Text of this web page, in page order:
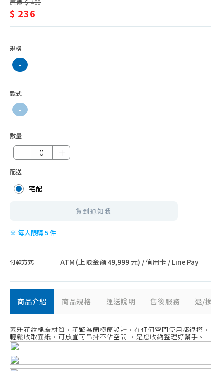
原價 $ 400
$ 236
規格
-
款式
-
數量
配送
宅配
貨到通知我
※ 每人限購 5 件
付款方式 ATM (上限金額 49,999 元) / 信用卡 / Line Pay
商品介紹 商品規格 運送說明 售後服務 退/換
素雅花紋棉麻材質，花繁為簡極簡設計，在任何空間使用都很搭，
輕鬆收取面紙，可放罝可吊掛不佔空間 ，是您收納整理好幫手。